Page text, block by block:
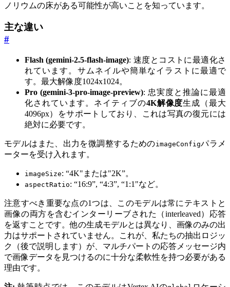
ノリウムの床がある可能性が高いことを知っています。
主な違い
#
Flash (gemini-2.5-flash-image): 速度とコストに最適化さ
れています。サムネイルや簡単なイラストに最適で
す。最大解像度1024x1024。
Pro (gemini-3-pro-image-preview): 忠実度と推論に最適
化されています。ネイティブの4K解像度生成（最大
4096px）をサポートしており、これは写真の復元には
絶対に必要です。
モデルはまた、出力を微調整するためのimageConfigパラメ
ーターを受け入れます。
imageSize: “4K"または"2K”。
aspectRatio: “16:9”, “4:3”, “1:1"など。
注意すべき重要な点の1つは、このモデルは常にテキストと
画像の両方を含むインターリーブされた（interleaved）応答
を返すことです。他の生成モデルとは異なり、画像のみの出
力はサポートされていません。これが、私たちの抽出ロジッ
ク（後で説明します）が、マルチパートの応答メッセージ内
で画像データを見つけるのに十分な柔軟性を持つ必要がある
理由です。